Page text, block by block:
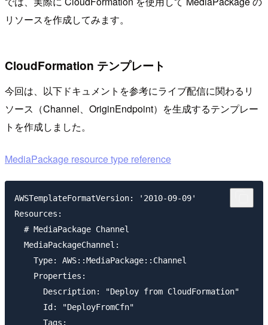
リソースを作成してみます。
CloudFormation テンプレート
今回は、以下ドキュメントを参考にライブ配信に関わるリ
ソース（Channel、OriginEndpoint）を生成するテンプレー
トを作成しました。
MediaPackage resource type reference
AWSTemplateFormatVersion: '2010-09-09'
Resources:
  # MediaPackage Channel
  MediaPackageChannel:
    Type: AWS::MediaPackage::Channel
    Properties:
      Description: "Deploy from CloudFormation"
      Id: "DeployFromCfn"
      Tags: